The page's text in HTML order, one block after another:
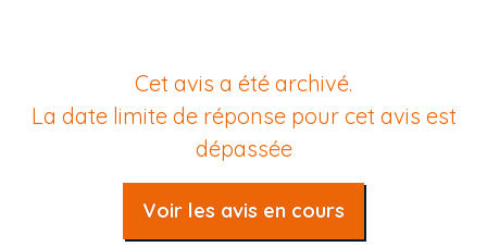
Cet avis a été archivé.
La date limite de réponse pour cet avis est
dépassée
Voir les avis en cours